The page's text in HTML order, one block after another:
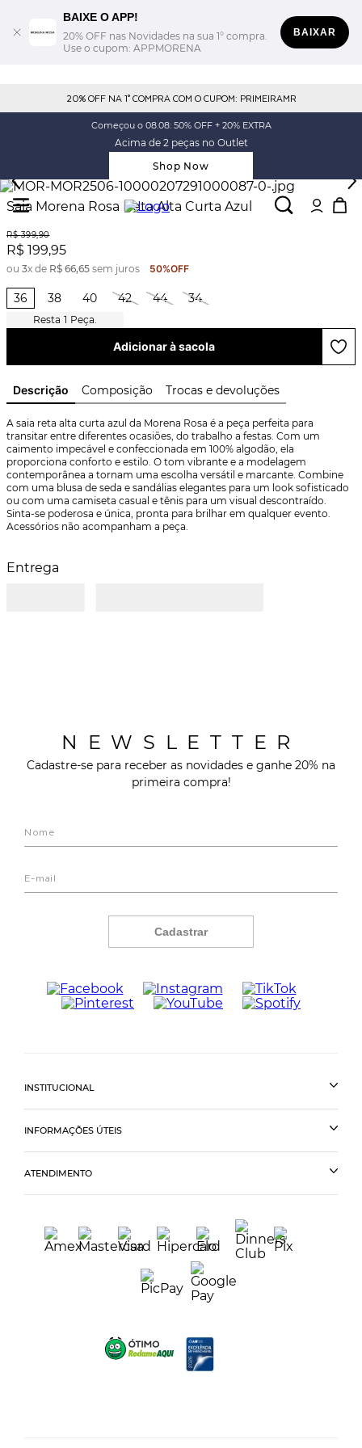
BAIXE O APP!
20% OFF nas Novidades na sua 1° compra.
Use o cupom: APPMORENA
BAIXAR
20% OFF NA 1° COMPRA COM O CUPOM: PRIMEIRAMR
Começou o 08.08: 50% OFF + 20% EXTRA
Acima de 2 peças no Outlet
Shop Now
Saia Morena Rosa Reta Alta Curta Azul
R$ 399,90
R$ 199,95
ou 3x de R$ 66,65 sem juros 50%OFF
36 38 40 42 44 34
1 Peça.
Adicionar à sacola
Descrição Composição Trocas e devoluções
A saia reta alta curta azul da Morena Rosa é a peça perfeita para
transitar entre diferentes ocasiões, do trabalho a festas. Com um
caimento impecável e confeccionada em 100% algodão, ela
proporciona conforto e estilo. O tom vibrante e a modelagem
contemporânea a tornam uma escolha versátil e marcante. Combine
com uma blusa de seda e sandálias elegantes para um look sofisticado
ou com uma camiseta casual e tênis para um visual descontraído.
Sinta-se poderosa e única, pronta para brilhar em qualquer evento.
Acessórios não acompanham a peça.
Entrega
NEWSLETTER
Cadastre-se para receber as novidades e ganhe 20% na
primeira compra!
Cadastrar
INSTITUCIONAL
INFORMAÇÕES ÚTEIS
ATENDIMENTO